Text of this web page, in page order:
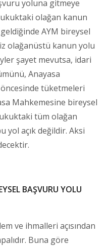
yoluna gitmeye
olağan kanun
AYM bireysel
olağanüstü kanun yolu
şayet mevutsa, idari
Anayasa
tüketmeleri
Mahkemesine bireysel
tüm olağan
yol açık değildir. Aksi
BAŞVURU YOLU
ve ihmalleri açısından
Buna göre